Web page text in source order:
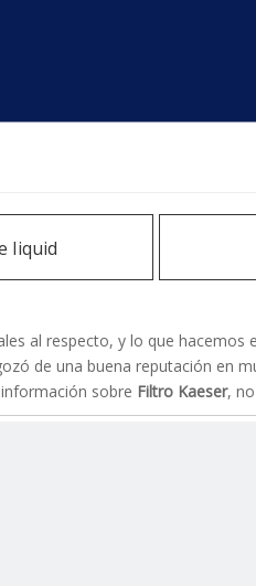
Iiquid
al respecto, y lo que
de una buena reputación en
sobre Filtro Kaeser,